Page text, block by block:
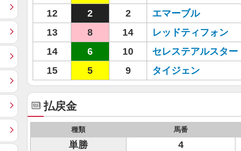
12
2 2 エマーブル
13
8 14 レッドティフォン
14
6 10 セレステアルスター
15
5 9 タイジェン
払戻金
種類 馬番
単勝 4